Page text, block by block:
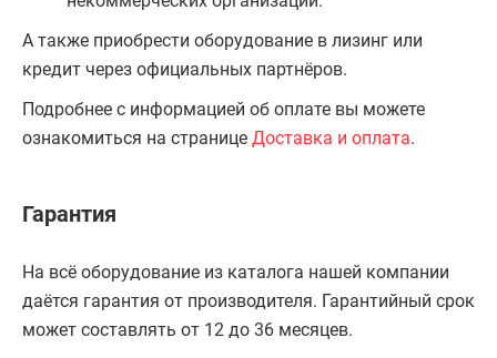
А также приобрести оборудование в лизинг или
кредит через официальных партнёров.
Подробнее с информацией об оплате вы можете
ознакомиться на странице Доставка и оплата.
Гарантия
На всё оборудование из каталога нашей компании
даётся гарантия от производителя. Гарантийный срок
может составлять от 12 до 36 месяцев.